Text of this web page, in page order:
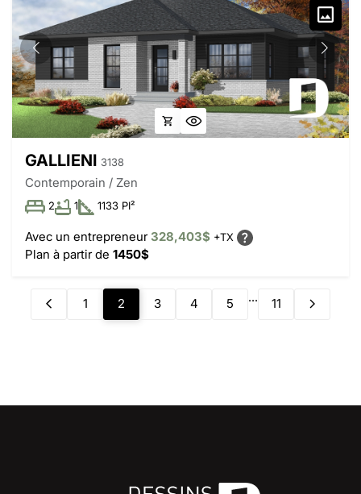
GALLIENI 3138
Contemporain / Zen
2 1 1133 PI²
Avec un entrepreneur328,403$ +TX
Plan à partir de 1450$
1 2 3 4 5 ... 11